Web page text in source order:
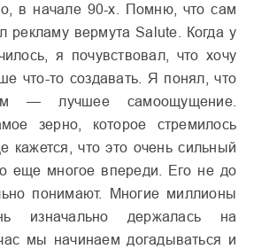
в начале 90-х. Помню, что сам
рекламу вермута Salute. Когда у
я почувствовал, что хочу
что-то создавать. Я понял, что
— лучшее самоощущение.
зерно, которое стремилось
кажется, что это очень сильный
еще многое впереди. Его не до
понимают. Многие миллионы
изначально держалась на
мы начинаем догадываться и